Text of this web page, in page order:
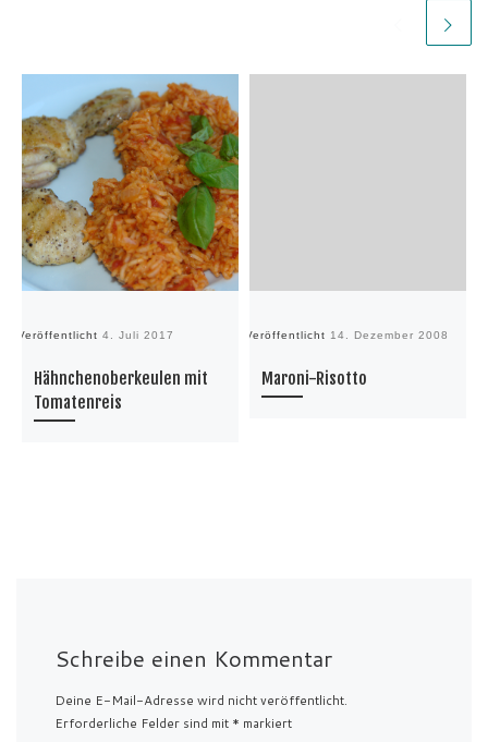
Veröffentlicht 4. Juli 2017
Hähnchenoberkeulen mit
Tomatenreis
Veröffentlicht 14. Dezember 2008
Maroni-Risotto
Schreibe einen Kommentar
Deine E-Mail-Adresse wird nicht veröffentlicht.
Erforderliche Felder sind mit * markiert